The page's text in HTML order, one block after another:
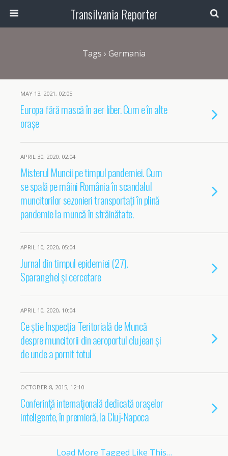
Transilvania Reporter
Tags › Germania
MAY 13, 2021, 02:05
Europa fără mască în aer liber. Cum e în alte
orașe
APRIL 30, 2020, 02:04
Misterul Muncii pe timpul pandemiei. Cum
se spală pe mâini România în scandalul
muncitorilor sezonieri transportați în plină
pandemie la muncă în străinătate.
APRIL 10, 2020, 05:04
Jurnal din timpul epidemiei (27).
Sparanghel și cercetare
APRIL 10, 2020, 10:04
Ce știe Inspecția Teritorială de Muncă
despre muncitorii din aeroportul clujean și
de unde a pornit totul
OCTOBER 8, 2015, 12:10
Conferinţă internaţională dedicată oraşelor
inteligente, în premieră, la Cluj-Napoca
Load More Tagged Like This…